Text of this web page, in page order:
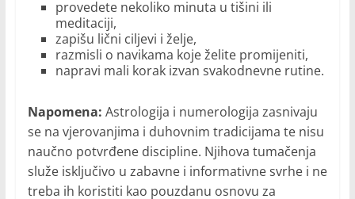
provedete nekoliko minuta u tišini ili
meditaciji,
zapišu lični ciljevi i želje,
razmisli o navikama koje želite promijeniti,
napravi mali korak izvan svakodnevne rutine.
Napomena: Astrologija i numerologija zasnivaju
se na vjerovanjima i duhovnim tradicijama te nisu
naučno potvrđene discipline. Njihova tumačenja
služe isključivo u zabavne i informativne svrhe i ne
treba ih koristiti kao pouzdanu osnovu za